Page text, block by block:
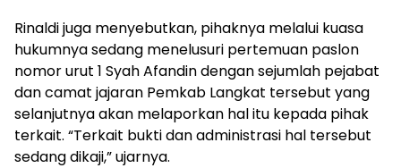
Rinaldi juga menyebutkan, pihaknya melalui kuasa
hukumnya sedang menelusuri pertemuan paslon
nomor urut 1 Syah Afandin dengan sejumlah pejabat
dan camat jajaran Pemkab Langkat tersebut yang
selanjutnya akan melaporkan hal itu kepada pihak
terkait. “Terkait bukti dan administrasi hal tersebut
sedang dikaji,” ujarnya.